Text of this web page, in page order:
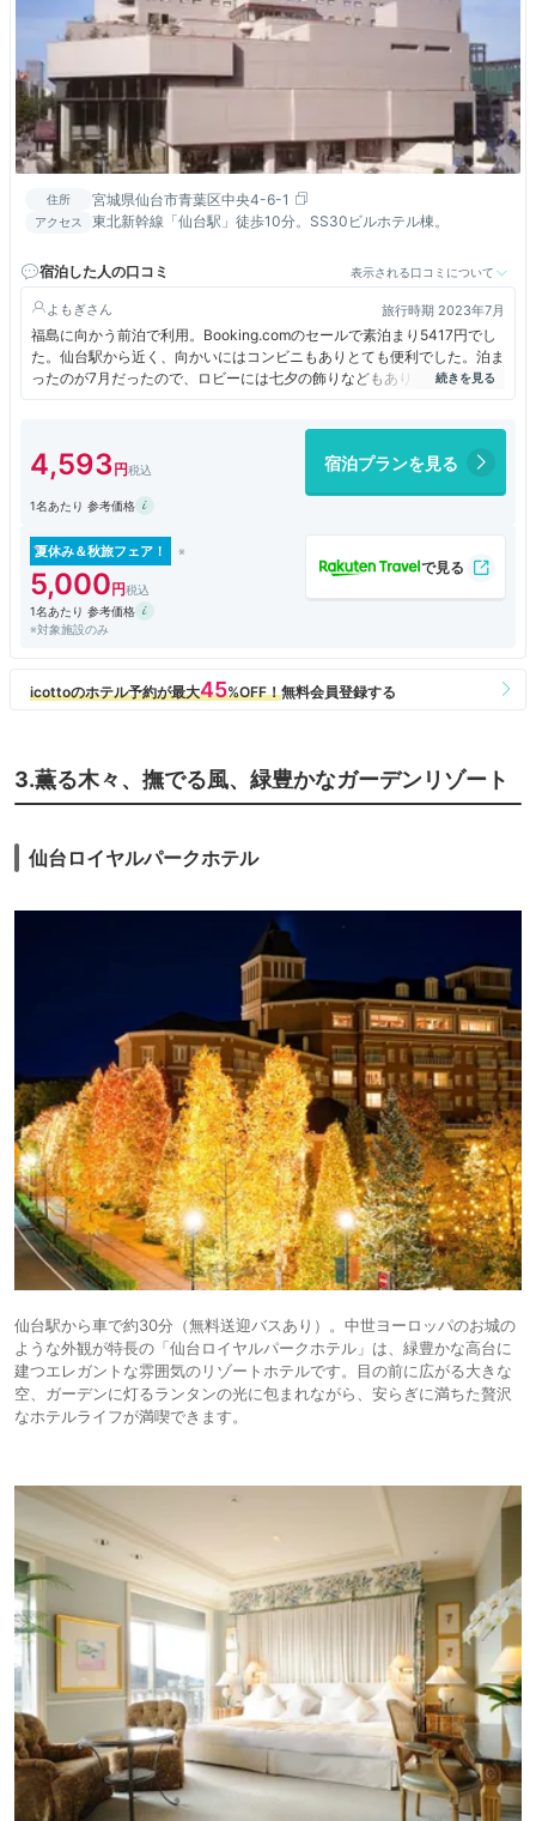
住所 宮城県仙台市青葉区中央4-6-1
アクセス 東北新幹線「仙台駅」徒歩10分。SS30ビルホテル棟。
宿泊した人の口コミ 表示される口コミについて
よもぎ 旅行時期 2023年7月
福島に向かう前泊で利用。Booking.comのセールで素泊まり5417円でし
た。仙台駅から近く、向かいにはコンビニもありとても便利でした。泊ま
ったのが7月だったので、ロビーには七夕の飾りなどもありました。到着
したのが夜だったので利用はしていませんが、ホテルには なだ万などの
ひ朝食付きにしてゆっくり楽しまれたほうがいいかと思います。
4,593 宿泊プランを見る
1名あたり 参考価格
夏休み＆秋旅フェア！
5,000
1名あたり 参考価格
※対象施設のみ
3.薫る木々、撫でる風、緑豊かなガーデンリゾート
仙台ロイヤルパークホテル
仙台駅から車で約30分（無料送迎バスあり）。中世ヨーロッパのお城の
ような外観が特長の「仙台ロイヤルパークホテル」は、緑豊かな高台に
建つエレガントな雰囲気のリゾートホテルです。目の前に広がる大きな
空、ガーデンに灯るランタンの光に包まれながら、安らぎに満ちた贅沢
なホテルライフが満喫できます。